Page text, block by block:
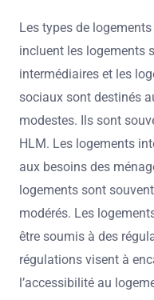
Les types de
incluent les logements
intermédiaires et les
sociaux sont destinés
modestes. Ils sont
HLM. Les logements
aux besoins des
logements sont
modérés. Les
être soumis à des
régulations visent à
l’accessibilité au